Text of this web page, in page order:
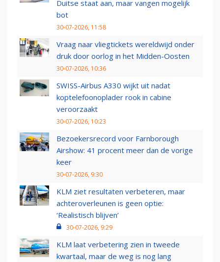
Duitse staat aan, maar vangen mogelijk
bot
30-07-2026, 11:58
Vraag naar vliegtickets wereldwijd onder
druk door oorlog in het Midden-Oosten
30-07-2026, 10:36
SWISS-Airbus A330 wijkt uit nadat
koptelefoonoplader rook in cabine
veroorzaakt
30-07-2026, 10:23
Bezoekersrecord voor Farnborough
Airshow: 41 procent meer dan de vorige
keer
30-07-2026, 9:30
KLM ziet resultaten verbeteren, maar
achteroverleunen is geen optie:
‘Realistisch blijven’
30-07-2026, 9:29
KLM laat verbetering zien in tweede
kwartaal, maar de weg is nog lang